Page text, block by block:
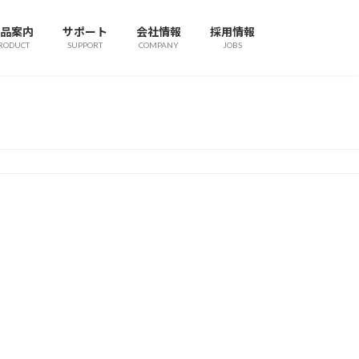
案内 サポート
SUPPORT
会社情報
COMPANY
採用情報
JOBS